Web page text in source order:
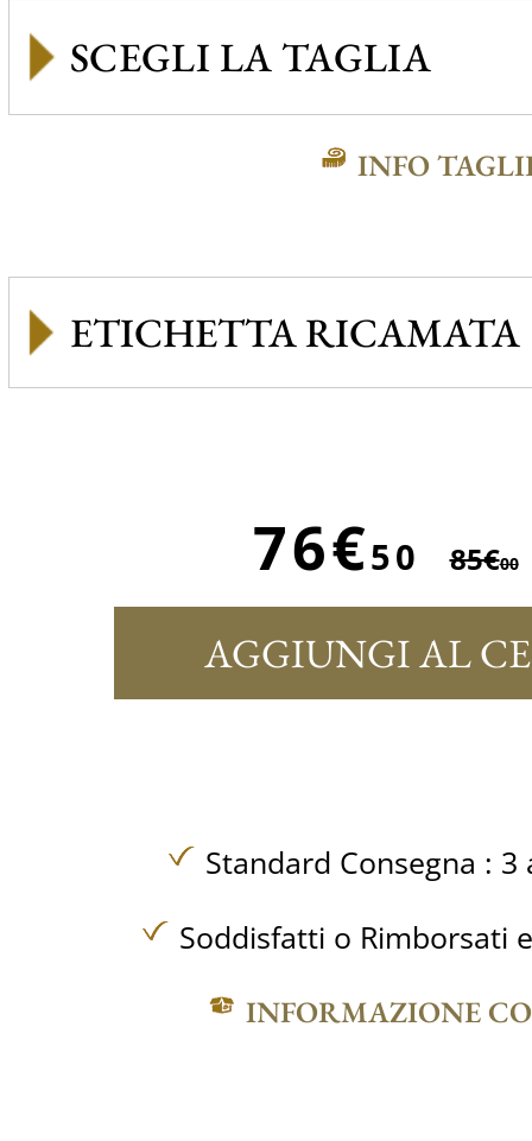
INFO
ETICHETTA RICAMATA
76€50 85€00
AGGIUNGI AL
Standard Consegna : 3
Soddisfatti o Rimborsati
INFORMAZIONE